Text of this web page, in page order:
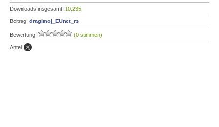
Downloads insgesamt: 10.235
Beitrag: dragimoj_EUnet_rs
Bewertung: (0 stimmen)
Anteil: